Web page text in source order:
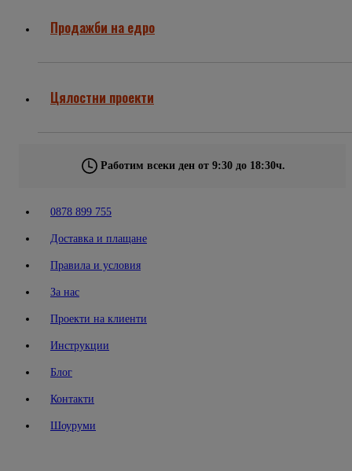
Продажби на едро
Цялостни проекти
Работим всеки ден от 9:30 до 18:30ч.
0878 899 755
Доставка и плащане
Правила и условия
За нас
Проекти на клиенти
Инструкции
Блог
Контакти
Шоуруми